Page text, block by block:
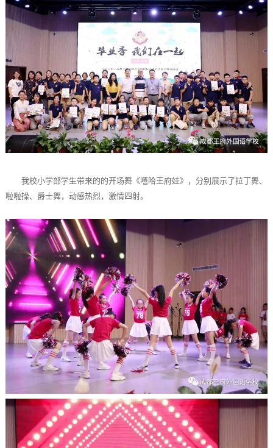
我校小学部学生带来的的开场舞《嘻哈王府娃》，分别展示了拉丁舞、
啦啦操、爵士舞，动感热烈，激情四射。